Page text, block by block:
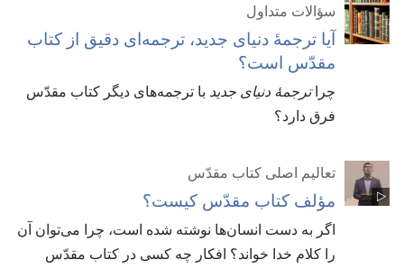
سؤالات متداول
آیا ترجمهٔ دنیای جدید،‏ ترجمه‌ای دقیق از کتاب
مقدّس است؟‏
چراترجمهٔ دنیای جدید با ترجمه‌های دیگر کتاب مقدّس
فرق دارد؟‏
تعالیم اصلی کتاب مقدّس
مؤلف کتاب مقدّس کیست؟‏
اگر به دست انسان‌ها نوشته شده است،‏ چرا می‌توان آن
را کلام خدا خواند؟‏ افکار چه کسی در کتاب مقدّس